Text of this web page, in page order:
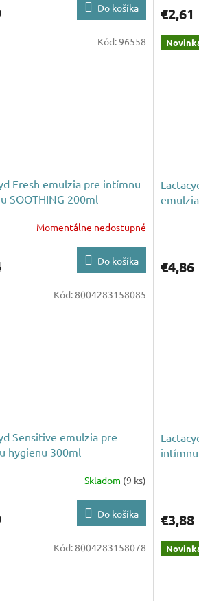
Do košíka €2,61
Fresh emulzia pre intímnu
SOOTHING 200ml
Momentálne nedostupné
Do košíka
Kód:96558
€4,86
Sensitive emulzia pre
hygienu 300ml
Skladom (9 ks)
Do košíka
Kód:8004283158085
€3,88
Kód:8004283158078